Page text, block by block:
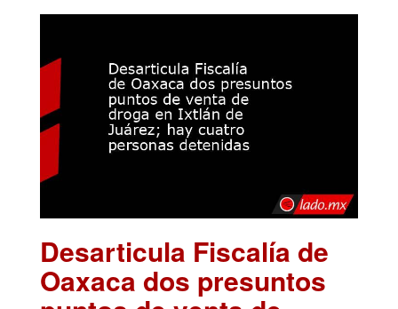
Desarticula Fiscalía de
Oaxaca dos presuntos